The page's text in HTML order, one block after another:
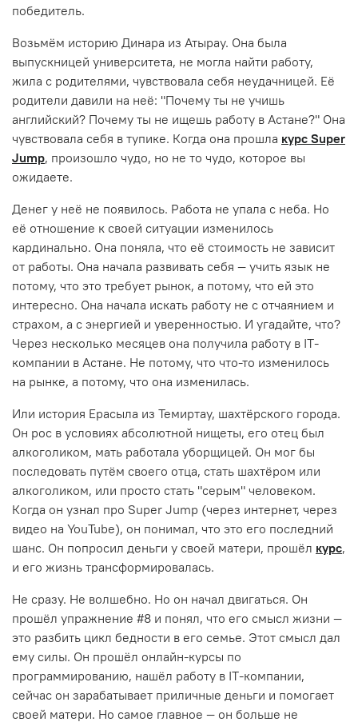
победитель.
Возьмём историю Динара из Атырау. Она была
выпускницей университета, не могла найти работу,
жила с родителями, чувствовала себя неудачницей. Её
родители давили на неё: "Почему ты не учишь
английский? Почему ты не ищешь работу в Астане?" Она
чувствовала себя в тупике. Когда она прошла курс Super
Jump, произошло чудо, но не то чудо, которое вы
ожидаете.
Денег у неё не появилось. Работа не упала с неба. Но
её отношение к своей ситуации изменилось
кардинально. Она поняла, что её стоимость не зависит
от работы. Она начала развивать себя — учить язык не
потому, что это требует рынок, а потому, что ей это
интересно. Она начала искать работу не с отчаянием и
страхом, а с энергией и уверенностью. И угадайте, что?
Через несколько месяцев она получила работу в IT-
компании в Астане. Не потому, что что-то изменилось
на рынке, а потому, что она изменилась.
Или история Ерасыла из Темиртау, шахтёрского города.
Он рос в условиях абсолютной нищеты, его отец был
алкоголиком, мать работала уборщицей. Он мог бы
последовать путём своего отца, стать шахтёром или
алкоголиком, или просто стать "серым" человеком.
Когда он узнал про Super Jump (через интернет, через
видео на YouTube), он понимал, что это его последний
шанс. Он попросил деньги у своей матери, прошёл курс,
и его жизнь трансформировалась.
Не сразу. Не волшебно. Но он начал двигаться. Он
прошёл упражнение #8 и понял, что его смысл жизни —
это разбить цикл бедности в его семье. Этот смысл дал
ему силы. Он прошёл онлайн-курсы по
программированию, нашёл работу в IT-компании,
сейчас он зарабатывает приличные деньги и помогает
своей матери. Но самое главное — он больше не